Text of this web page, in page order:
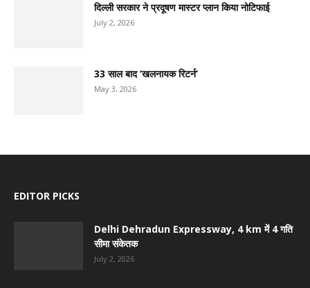
दिल्ली सरकार ने प्रदूषण मास्टर प्लान किया नोटिफाई
July 2, 2026
33 साल बाद ‘खलनायक रिटर्न’
May 3, 2026
EDITOR PICKS
Delhi Dehradun Expressway, 4 km में 4 गति
सीमा संकेतक
July 2, 2026